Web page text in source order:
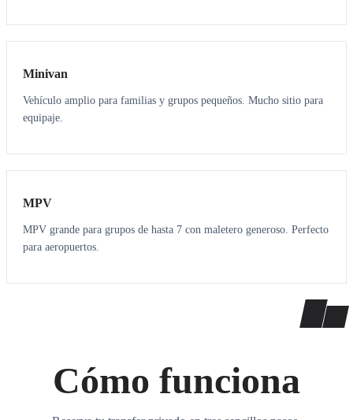
6 5
Minivan
Vehículo amplio para familias y grupos pequeños. Mucho sitio para
equipaje.
7 7
MPV
MPV grande para grupos de hasta 7 con maletero generoso. Perfecto
para aeropuertos.
Cómo funciona